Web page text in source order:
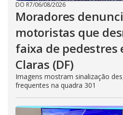
DO R7/06/08/2026
Moradores
motoristas que
faixa de pedestres
Claras (DF)
Imagens mostram sinalização
frequentes na quadra 301